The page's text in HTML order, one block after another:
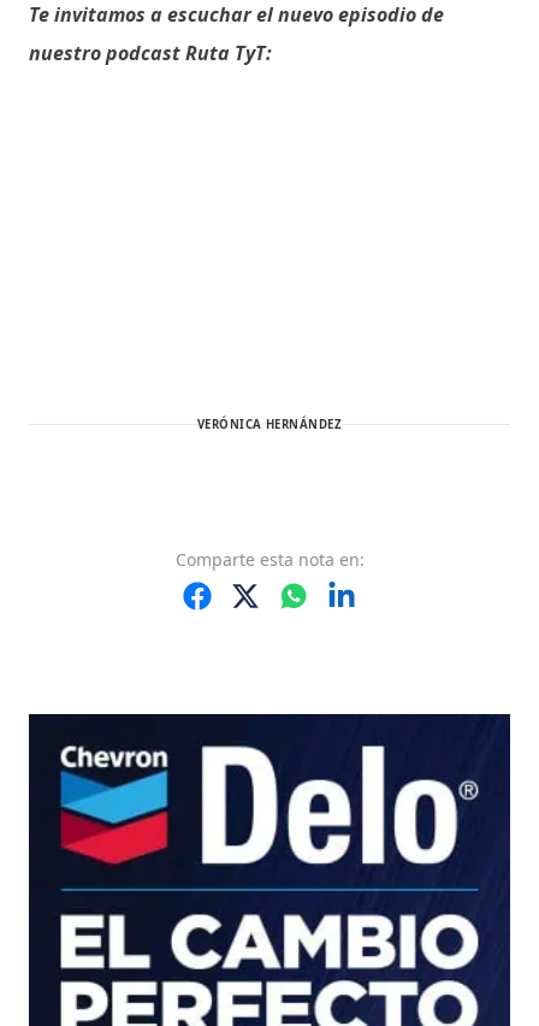
Te invitamos a escuchar el nuevo episodio de
nuestro podcast Ruta TyT:
VERÓNICA HERNÁNDEZ
Comparte esta nota en: